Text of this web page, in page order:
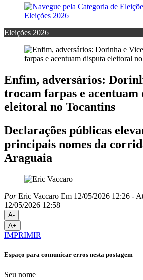
Eleições 2026
Eleições 2026
Enfim, adversários:
trocam farpas e acentuam
eleitoral no Tocantins
Declarações públicas
principais nomes da
Araguaia
PorEric Vaccaro Em 12/05/2026 12:26 -
12/05/2026 12:58
A-
A+
IMPRIMIR
Espaço para comunicar erros nesta postagem
Seu nome